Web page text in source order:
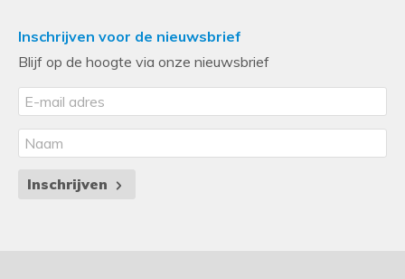
Stopcontacttypes
C13 stekker
Aantal AC uitgangen
Aantal AC uitgangen
12 AC-uitgang(en)
Inschrijven voor de nieuwsbrief
Blijf op de hoogte via onze nieuwsbrief
Inschrijven